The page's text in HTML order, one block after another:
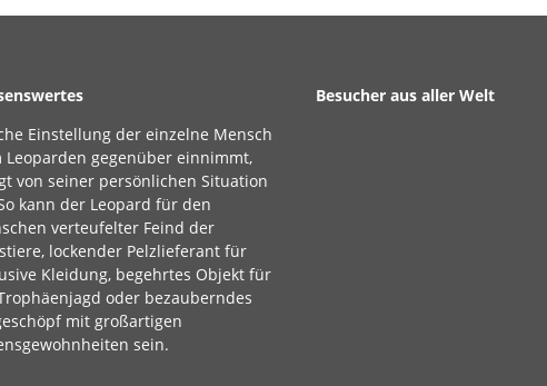
Einstellung der einzelne Mensch
Leoparden gegenüber einnimmt,
von seiner persönlichen Situation
kann der Leopard für den
verteufelter Feind der
lockender Pelzlieferant für
Kleidung, begehrtes Objekt für
oder bezauberndes
mit großartigen
sein.
Besucher aus aller Welt